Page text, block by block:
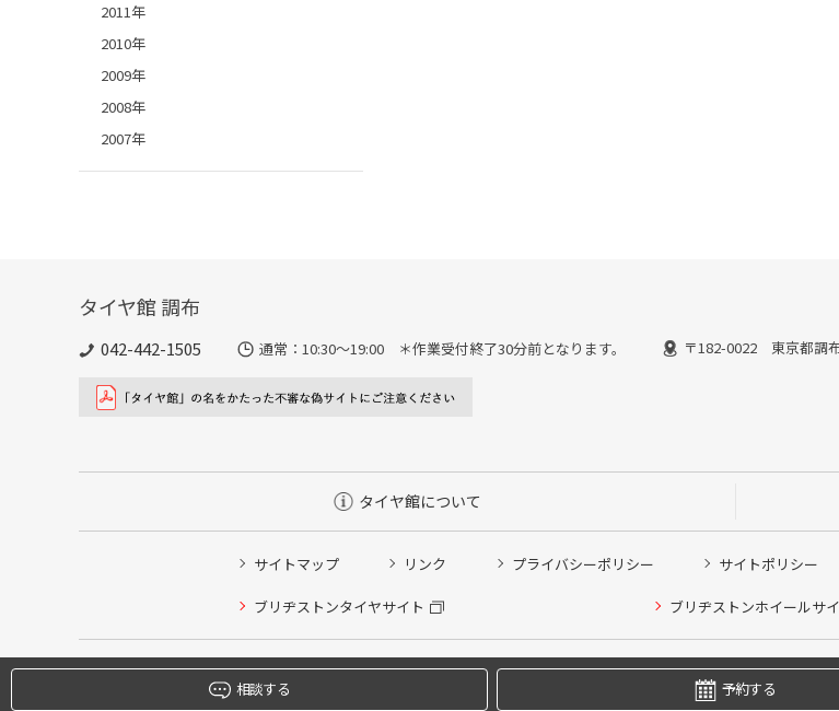
2011年
2010年
2009年
2008年
2007年
タイヤ館 調布
042-442-1505 通常：10:30～19:00 ＊作業受付終了30分前となります。 〒182-0022 東京都調
タイヤ館について
サイトマップ リンク プライバシーポリシー サイトポリシー
ブリヂストンタイヤサイト ブリヂストンホイールサ
Copyright © 2024 Bridgestone Retail Co.,Ltd. All
相談する 予約する
タイヤ点検・安全点検/タイヤ履き替え/オイル交換/その他ピット作業の予約
クローク契約会員専用タイヤ履き替え※タイヤ履き替えを希望のクローク契約会員の方はこちらを選択ください
本日のタイヤ履き替え順番待ち予約 ※クローク契約会員の方はご利用いただけません